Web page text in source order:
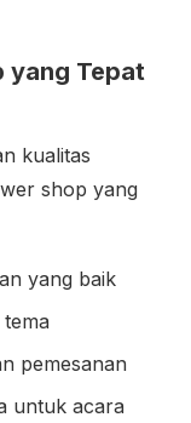
yang Tepat
kualitas
shop yang
yang baik
pemesanan
untuk acara